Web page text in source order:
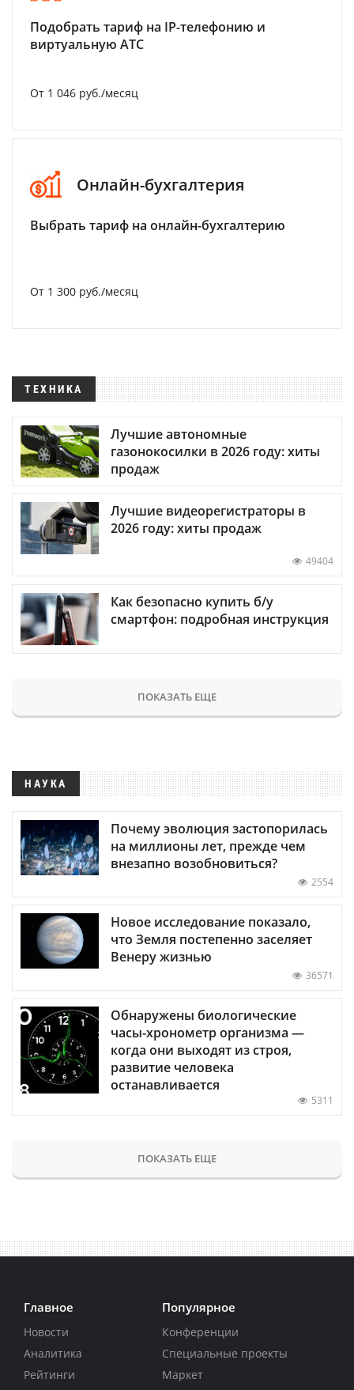
Подобрать тариф на IP-телефонию и
виртуальную АТС
От 1 046 руб./месяц
Онлайн-бухгалтерия
Выбрать тариф на онлайн-бухгалтерию
От 1 300 руб./месяц
ТЕХНИКА
Лучшие автономные
газонокосилки в 2026 году: хиты
продаж
Лучшие видеорегистраторы в
2026 году: хиты продаж
49404
Как безопасно купить б/у
смартфон: подробная инструкция
ПОКАЗАТЬ ЕЩЕ
НАУКА
Почему эволюция застопорилась
на миллионы лет, прежде чем
внезапно возобновиться?
2554
Новое исследование показало,
что Земля постепенно заселяет
Венеру жизнью
36571
Обнаружены биологические
часы-хронометр организма —
когда они выходят из строя,
развитие человека
останавливается
5311
ПОКАЗАТЬ ЕЩЕ
Главное
Новости
Аналитика
Рейтинги
Популярное
Конференции
Специальные проекты
Маркет